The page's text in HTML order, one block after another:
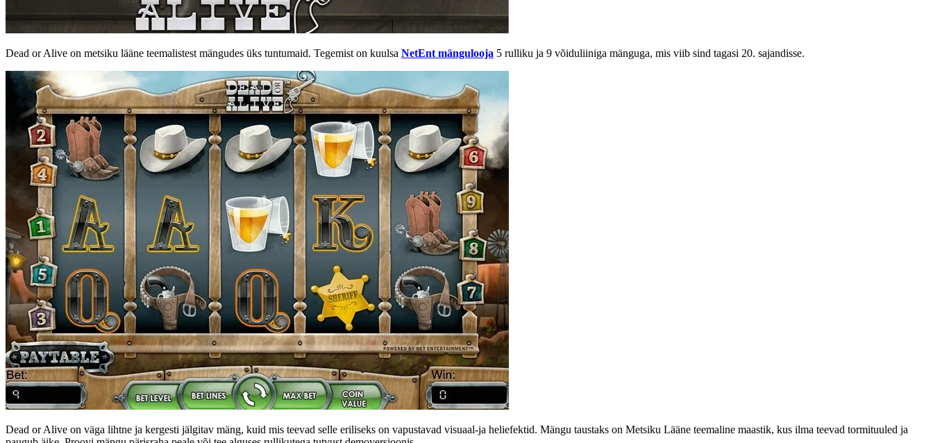
Dead or Alive on metsiku lääne teemalistest mängudes üks tuntumaid. Tegemist on kuulsa NetEnt mängulooja 5 rulliku ja 9 võiduliiniga mänguga, mis viib sind tagasi 20. sajandisse.
Dead or Alive on väga lihtne ja kergesti jälgitav mäng, kuid mis teevad selle eriliseks on vapustavad visuaal-ja heliefektid. Mängu taustaks on Metsiku Lääne teemaline maastik, kus ilma teevad tormituuled ja